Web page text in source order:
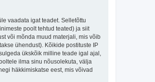
vaadata igat teadet. Selletõttu
poolt tehtud teated) ja siit
või mõnda muud materjali, mis võib
ühendust). Kõikide postituste IP
ükskõik milline teade igal ajal,
ilma sinu nõusolekuta, välja
häkkimiskatse eest, mis võivad